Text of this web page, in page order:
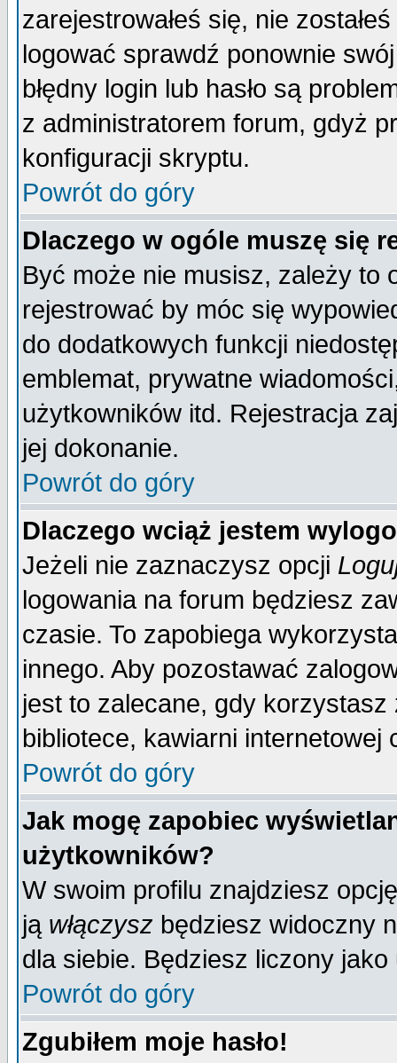
zarejestrowałeś się, nie
logować sprawdź ponownie
błędny login lub hasło są
z administratorem forum, gdyż
konfiguracji skryptu.
Powrót do góry
Dlaczego w ogóle muszę się
Być może nie musisz, zależy to
rejestrować by móc się
do dodatkowych funkcji
emblemat, prywatne
użytkowników itd. Rejestracja
jej dokonanie.
Powrót do góry
Dlaczego wciąż jestem
Jeżeli nie zaznaczysz opcji
logowania na forum będziesz
czasie. To zapobiega
innego. Aby pozostawać
jest to zalecane, gdy
bibliotece, kawiarni internetowej
Powrót do góry
Jak mogę zapobiec
użytkowników?
W swoim profilu znajdziesz
ją włączysz będziesz widoczny
dla siebie. Będziesz liczony
Powrót do góry
Zgubiłem moje hasło!